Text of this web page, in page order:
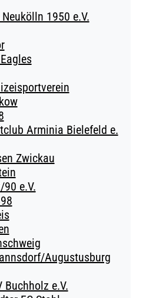
Neukölln 1950 e.V.
Arminia Bielefeld e.
Zwickau
90 e.V.
Augustusburg
Buchholz e.V.